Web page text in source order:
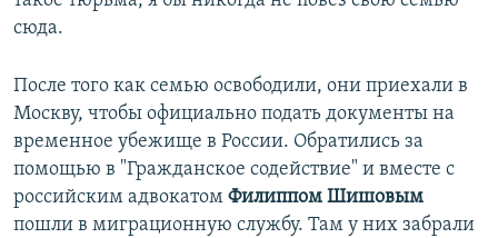
сюда.
После того как семью освободили, они приехали в
Москву, чтобы официально подать документы на
временное убежище в России. Обратились за
помощью в "Гражданское содействие" и вместе с
российским адвокатом Филиппом Шишовым
пошли в миграционную службу. Там у них забрали